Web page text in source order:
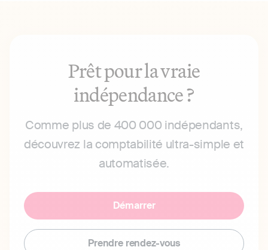
Prêt pour la vraie
indépendance ?
Comme plus de 400 000 indépendants,
découvrez la comptabilité ultra-simple et
automatisée.
Démarrer
Prendre rendez-vous